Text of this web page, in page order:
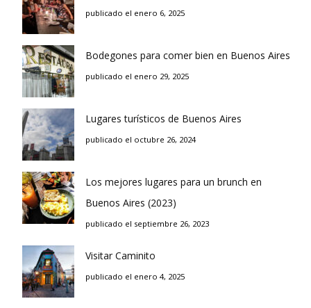
publicado el enero 6, 2025
Bodegones para comer bien en Buenos Aires
publicado el enero 29, 2025
Lugares turísticos de Buenos Aires
publicado el octubre 26, 2024
Los mejores lugares para un brunch en
Buenos Aires (2023)
publicado el septiembre 26, 2023
Visitar Caminito
publicado el enero 4, 2025